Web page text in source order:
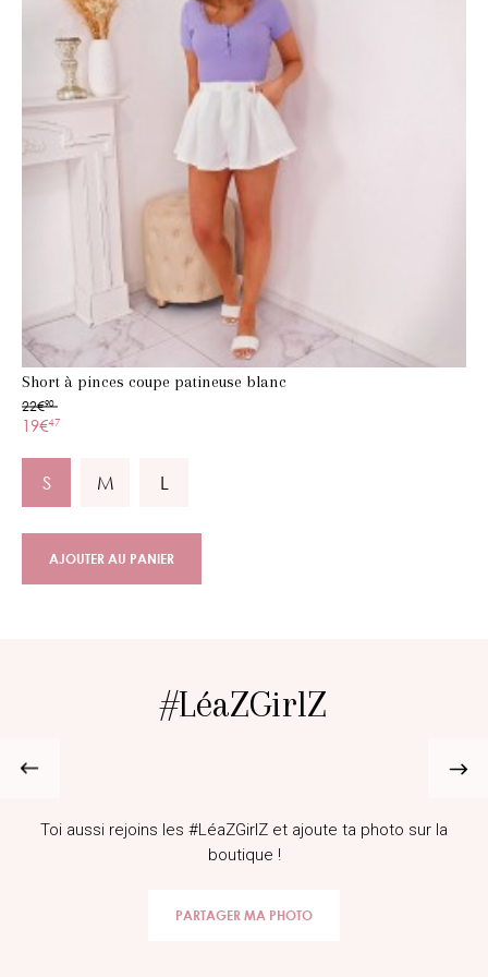
Short à pinces coupe patineuse blanc
22€90
19€47
S M L
AJOUTER AU PANIER
#LéaZGirlZ
Toi aussi rejoins les #LéaZGirlZ et ajoute ta photo sur la
boutique !
PARTAGER MA PHOTO